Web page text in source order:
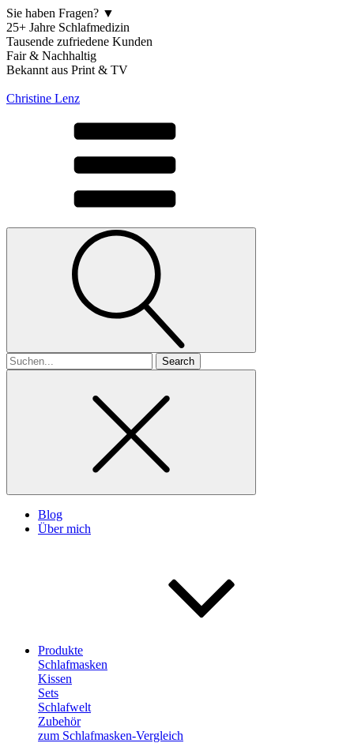
Sie haben Fragen? ▼
25+ Jahre Schlafmedizin
Tausende zufriedene Kunden
Fair & Nachhaltig
Bekannt aus Print & TV
Christine Lenz
Search
for
Blog
Über mich
Produkte
Schlafmasken
Kissen
Sets
Schlafwelt
Zubehör
zum Schlafmasken-Vergleich